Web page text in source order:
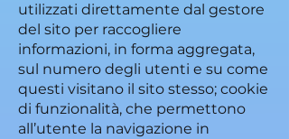
utilizzati direttamente dal gestore
del sito per raccogliere
informazioni, in forma aggregata,
sul numero degli utenti e su come
questi visitano il sito stesso; cookie
di funzionalità, che permettono
all’utente la navigazione in